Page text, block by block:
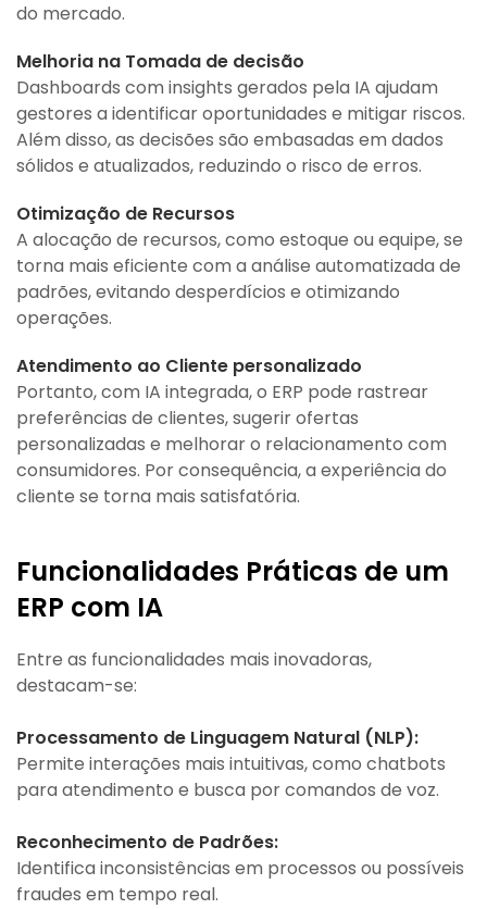
do mercado.
Melhoria na Tomada de decisão
Dashboards com insights gerados pela IA ajudam
gestores a identificar oportunidades e mitigar riscos.
Além disso, as decisões são embasadas em dados
sólidos e atualizados, reduzindo o risco de erros.
Otimização de Recursos
A alocação de recursos, como estoque ou equipe, se
torna mais eficiente com a análise automatizada de
padrões, evitando desperdícios e otimizando
operações.
Atendimento ao Cliente personalizado
Portanto, com IA integrada, o ERP pode rastrear
preferências de clientes, sugerir ofertas
personalizadas e melhorar o relacionamento com
consumidores. Por consequência, a experiência do
cliente se torna mais satisfatória.
Funcionalidades Práticas de um
ERP com IA
Entre as funcionalidades mais inovadoras,
destacam-se:
Processamento de Linguagem Natural (NLP):
Permite interações mais intuitivas, como chatbots
para atendimento e busca por comandos de voz.
Reconhecimento de Padrões:
Identifica inconsistências em processos ou possíveis
fraudes em tempo real.